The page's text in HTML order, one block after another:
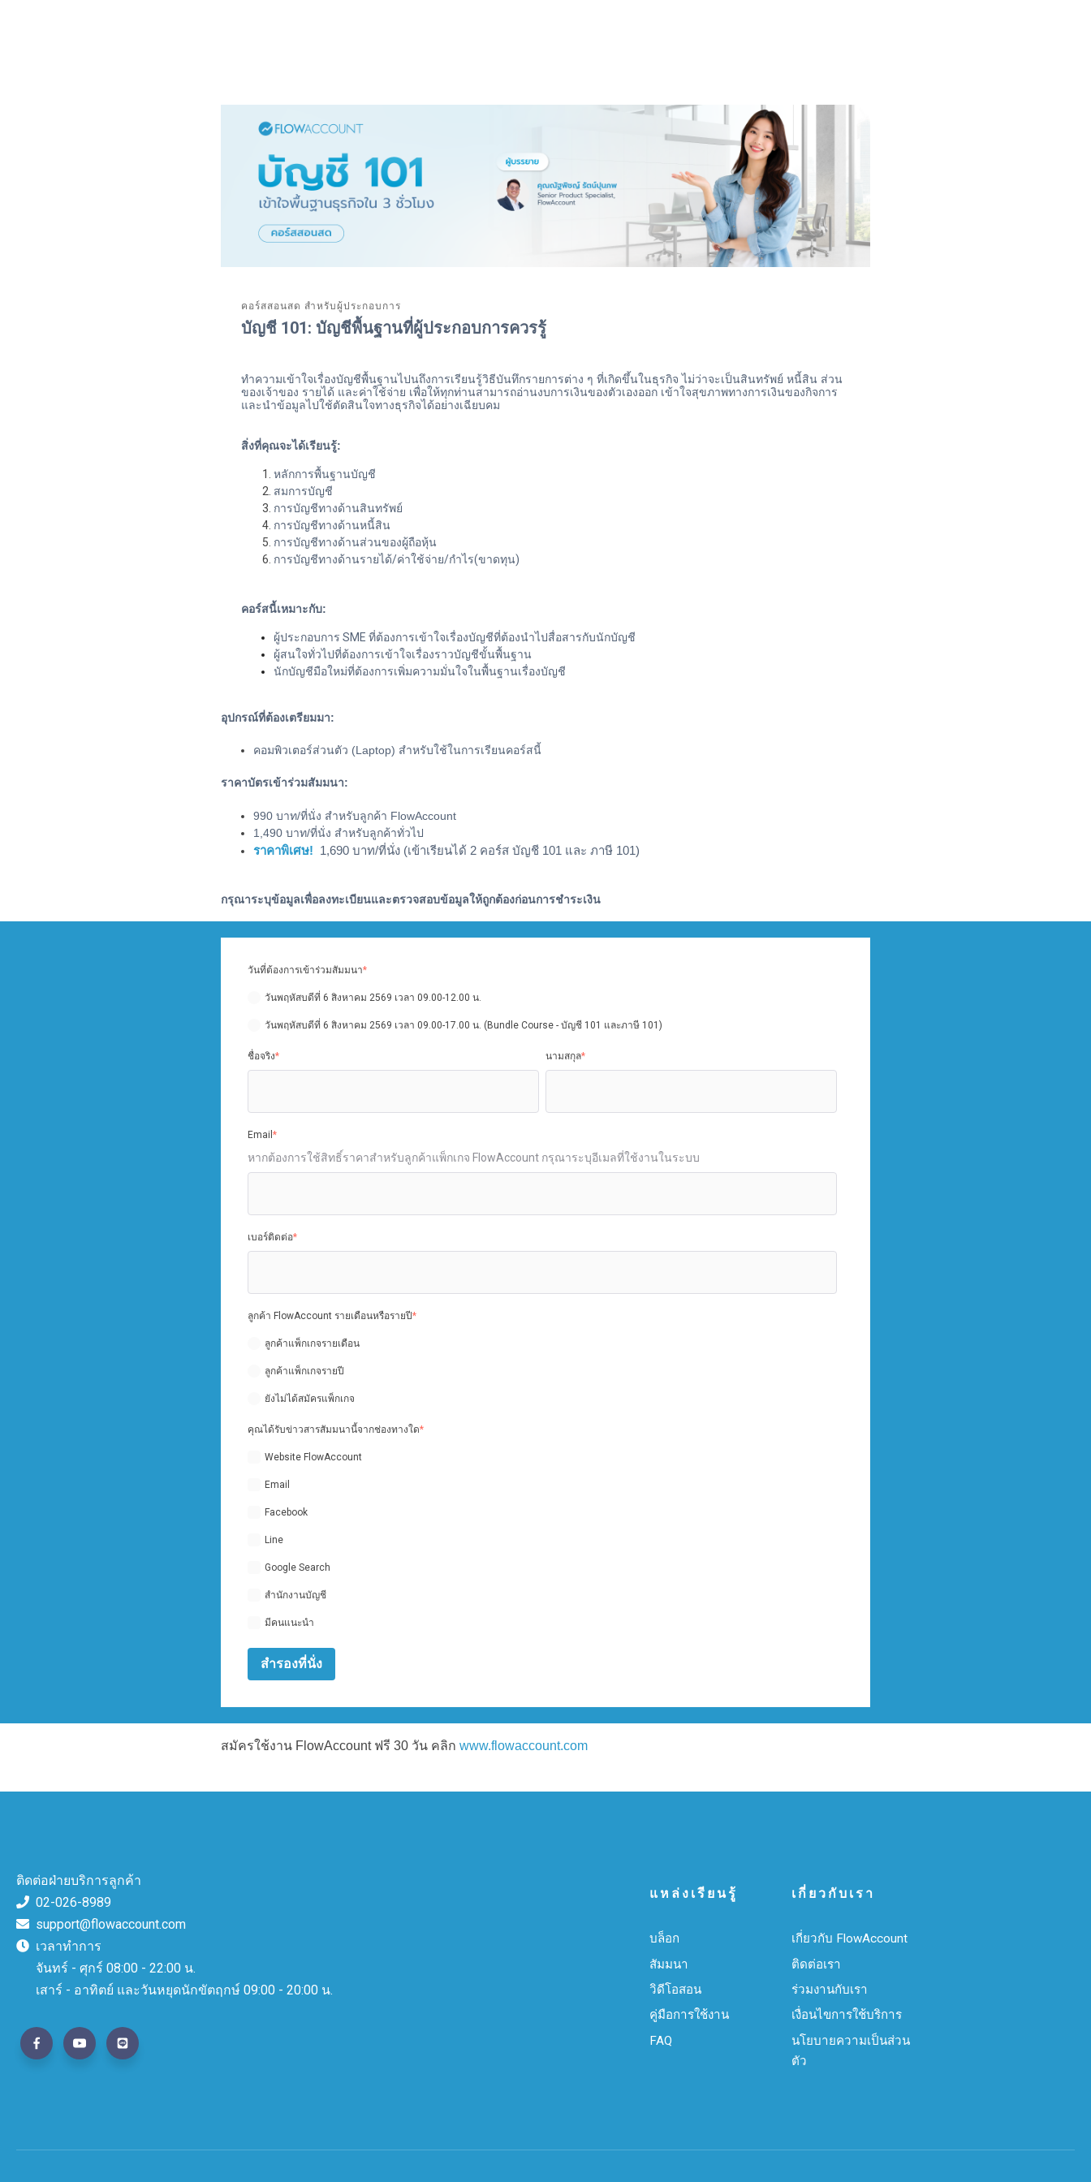
คอร์สสอนสด สำหรับผู้ประกอบการ
บัญชี 101: บัญชีพื้นฐานที่ผู้ประกอบการควรรู้
ทำความเข้าใจเรื่องบัญชีพื้นฐานไปนถึงการเรียนรู้วิธีบันทึกรายการต่าง ๆ ที่เกิดขึ้นในธุรกิจ ไม่ว่าจะเป็นสินทรัพย์ หนี้สิน ส่วน
ของเจ้าของ รายได้ และค่าใช้จ่าย เพื่อให้ทุกท่านสามารถอ่านงบการเงินของตัวเองออก เข้าใจสุขภาพทางการเงินของกิจการ
และนำข้อมูลไปใช้ตัดสินใจทางธุรกิจได้อย่างเฉียบคม
สิ่งที่คุณจะได้เรียนรู้:
หลักการพื้นฐานบัญชี
สมการบัญชี
การบัญชีทางด้านสินทรัพย์
การบัญชีทางด้านหนี้สิน
การบัญชีทางด้านส่วนของผู้ถือหุ้น
การบัญชีทางด้านรายได้/ค่าใช้จ่าย/กำไร(ขาดทุน)
คอร์สนี้เหมาะกับ:
ผู้ประกอบการ SME ที่ต้องการเข้าใจเรื่องบัญชีที่ต้องนำไปสื่อสารกับนักบัญชี
ผู้สนใจทั่วไปที่ต้องการเข้าใจเรื่องราวบัญชีขั้นพื้นฐาน
นักบัญชีมือใหม่ที่ต้องการเพิ่มความมั่นใจในพื้นฐานเรื่องบัญชี
อุปกรณ์ที่ต้องเตรียมมา:
คอมพิวเตอร์ส่วนตัว (Laptop) สำหรับใช้ในการเรียนคอร์สนี้
ราคาบัตรเข้าร่วมสัมมนา:
990 บาท/ที่นั่ง สำหรับลูกค้า FlowAccount
1,490 บาท/ที่นั่ง สำหรับลูกค้าทั่วไป
ราคาพิเศษ! 1,690 บาท/ที่นั่ง (เข้าเรียนได้ 2 คอร์ส บัญชี 101 และ ภาษี 101)
กรุณาระบุข้อมูลเพื่อลงทะเบียนและตรวจสอบข้อมูลให้ถูกต้องก่อนการชำระเงิน
วันที่ต้องการเข้าร่วมสัมมนา*
วันพฤหัสบดีที่ 6 สิงหาคม 2569 เวลา 09.00-12.00 น.
วันพฤหัสบดีที่ 6 สิงหาคม 2569 เวลา 09.00-17.00 น. (Bundle Course - บัญชี 101 และภาษี 101)
ชื่อจริง* นามสกุล*
Email *
หากต้องการใช้สิทธิ์ราคาสำหรับลูกค้าแพ็กเกจ FlowAccount กรุณาระบุอีเมลที่ใช้งานในระบบ
เบอร์ติดต่อ*
ลูกค้า FlowAccount รายเดือนหรือรายปี*
ลูกค้าแพ็กเกจรายเดือน
ลูกค้าแพ็กเกจรายปี
ยังไม่ได้สมัครแพ็กเกจ
คุณได้รับข่าวสารสัมมนานี้จากช่องทางใด*
Website FlowAccount
Email
Facebook
Line
Google Search
สำนักงานบัญชี
มีคนแนะนำ
สมัครใช้งาน FlowAccount ฟรี 30 วัน คลิก www.flowaccount.com
ติดต่อฝ่ายบริการลูกค้า
02-026-8989
support@flowaccount.com
เวลาทำการ
จันทร์ - ศุกร์ 08:00 - 22:00 น.
เสาร์ - อาทิตย์ และวันหยุดนักขัตฤกษ์ 09:00 - 20:00 น.
แหล่งเรียนรู้
บล็อก
สัมมนา
วิดีโอสอน
คู่มือการใช้งาน
FAQ
เกี่ยวกับเรา
เกี่ยวกับ FlowAccount
ติดต่อเรา
ร่วมงานกับเรา
เงื่อนไขการใช้บริการ
นโยบายความเป็นส่วน
ตัว